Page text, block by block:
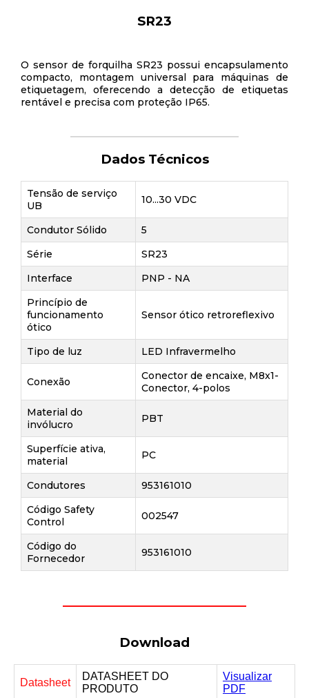
SR23
O sensor de forquilha SR23 possui encapsulamento
compacto, montagem universal para máquinas de
etiquetagem, oferecendo a detecção de etiquetas
rentável e precisa com proteção IP65.
Dados Técnicos
Tensão de serviço
UB
10...30 VDC
Condutor Sólido
5
Série
SR23
Interface
PNP - NA
Princípio de
funcionamento
ótico
Sensor ótico retroreflexivo
Tipo de luz LED Infravermelho
Conexão
Conector de encaixe, M8x1-
Conector, 4-polos
Material do
invólucro
PBT
Superfície ativa,
material
PC
Condutores
953161010
Código Safety
Control
002547
Código do
Fornecedor
953161010
Download
Datasheet
DATASHEET DO
PRODUTO
Visualizar
PDF